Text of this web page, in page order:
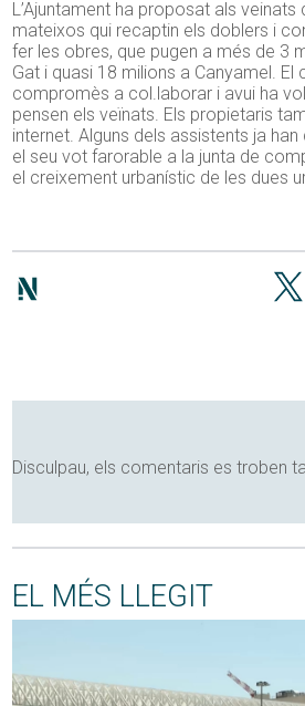
L’Ajuntament ha proposat als veinats
mateixos qui recaptin els doblers i
fer les obres, que pugen a més de 3
Gat i quasi 18 milions a Canyamel. El
compromès a col.laborar i avui ha
pensen els veïnats. Els propietaris
internet. Alguns dels assistents ja
el seu vot farorable a la junta de
el creixement urbanístic de les dues
Disculpau, els comentaris es troben
EL MÉS LLEGIT